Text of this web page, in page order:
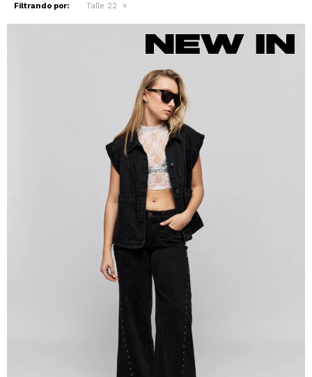
Filtrando por: Talle 22